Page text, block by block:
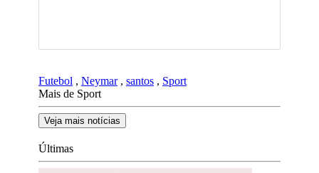
Futebol , Neymar, santos , Sport
Mais de Sport
Veja mais notícias
Últimas